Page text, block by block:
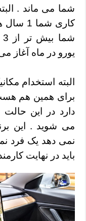
شما می ماند .
کاری
یورو در ماه آغاز
البته استخدام
برای همین هم
دارد در این
می شوید . این
نمی دهد یک فرد
باید در نهایت